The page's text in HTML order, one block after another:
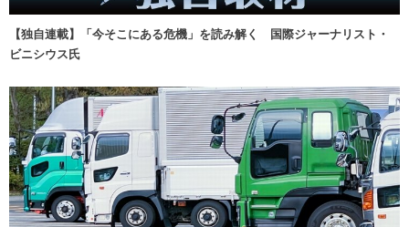
【独自連載】「今そこにある危機」を読み解く 国際ジャーナリスト・
ビニシウス氏